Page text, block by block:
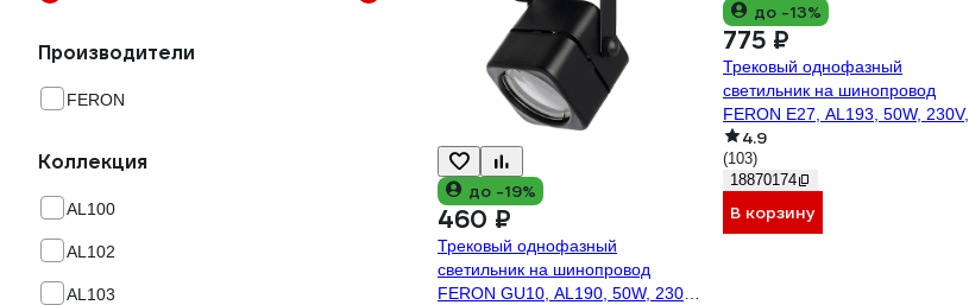
Производители
FERON
Коллекция
AL100
AL102
AL103
до -19%
460 ₽
Трековый однофазный
светильник на шинопровод
FERON GU10, AL190, 50W, 230V,
до -13%
775 ₽
Трековый однофазный
светильник на шинопровод
FERON E27, AL193, 50W, 230V,
черный 41598
4.9
(103)
18870174
В корзину